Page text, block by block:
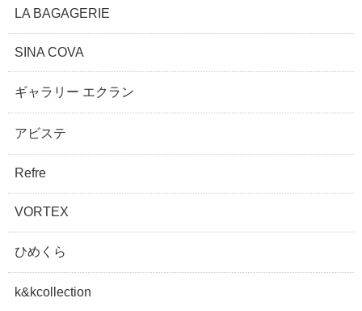
LA BAGAGERIE
SINA COVA
ギャラリー エクラン
アビステ
Refre
VORTEX
ひめくら
k&kcollection